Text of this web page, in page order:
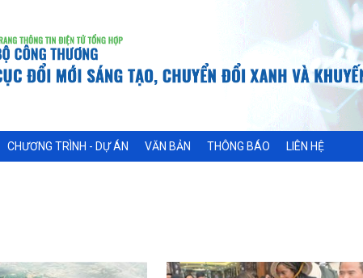
CHƯƠNG TRÌNH - DỰ ÁN VĂN BẢN THÔNG BÁO LIÊN HỆ